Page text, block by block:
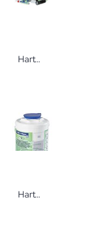
Hartmann GlowCheck Test-Kit Zur optischen Kontrolle mittels UV-Licht nach Durchführung von Desinfektionsmaßnahmen auf Flächen
Hartmann X- Wipes Tuchspender leer Deckel blau Wipes Spendereimer ungefüllt